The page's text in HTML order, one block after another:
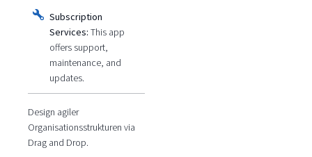
Subscription
Services: This app
offers support,
maintenance, and
updates.
Design agiler
Organisationsstrukturen via
Drag and Drop.